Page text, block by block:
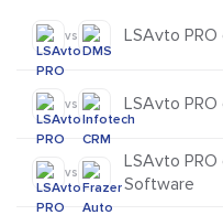
vs LSAvto PRO
vs LSAvto PRO
vs
LSAvto
Software